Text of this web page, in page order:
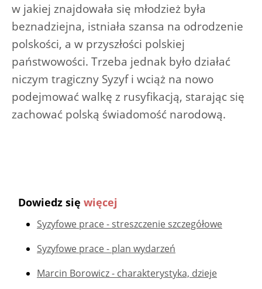
w jakiej znajdowała się młodzież była
beznadziejna, istniała szansa na odrodzenie
polskości, a w przyszłości polskiej
państwowości. Trzeba jednak było działać
niczym tragiczny Syzyf i wciąż na nowo
podejmować walkę z rusyfikacją, starając się
zachować polską świadomość narodową.
Dowiedz się więcej
Syzyfowe prace - streszczenie szczegółowe
Syzyfowe prace - plan wydarzeń
Marcin Borowicz - charakterystyka, dzieje